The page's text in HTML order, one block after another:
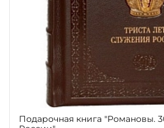
Подарочная книга "Романовы.